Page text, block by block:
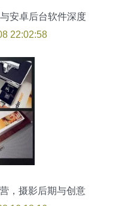
安卓后台软件深度
22:02:58
，摄影后期与创意